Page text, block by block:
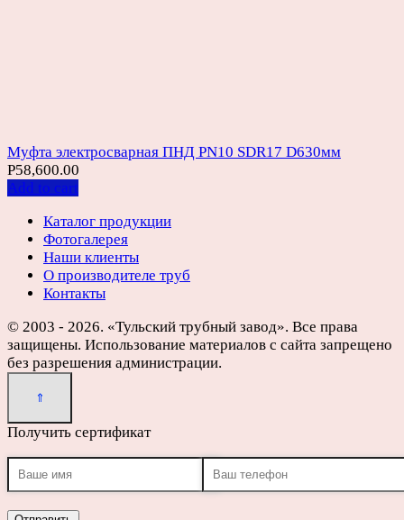
Муфта электросварная ПНД PN10 SDR17 D630мм
Р58,600.00
Add to cart
Каталог продукции
Фотогалерея
Наши клиенты
О производителе труб
Контакты
© 2003 - 2026. «Тульский трубный завод». Все права
защищены. Использование материалов с сайта запрещено
без разрешения администрации.
Получить сертификат